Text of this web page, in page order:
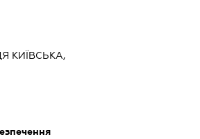
КИЇВСЬКА,